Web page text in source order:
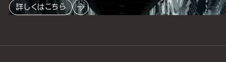
詳しくはこちら